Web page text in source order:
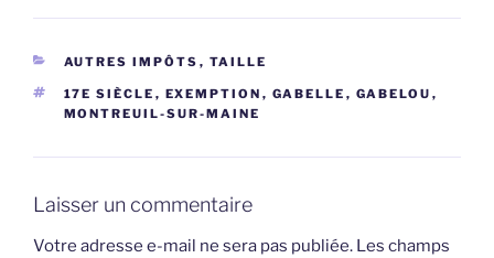
CATÉGORIES
AUTRES IMPÔTS , TAILLE
ÉTIQUETTES
17E SIÈCLE , EXEMPTION , GABELLE , GABELOU ,
MONTREUIL-SUR-MAINE
Laisser un commentaire
Votre adresse e-mail ne sera pas publiée. Les champs